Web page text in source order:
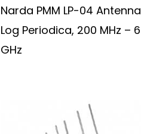
Narda PMM LP-04 Antenna
Log Periodica, 200 MHz – 6
GHz